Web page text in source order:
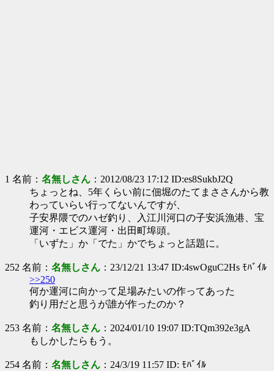
1 名前： 名無しさん ：2012/08/23 17:12 ID:es8SukbJ2Q
ちょっとね、5年くらい前に佃堀のたてまささんから教
わっていらい行ってないんですが、
子安界隈でのハゼ釣り、入江川河口の子安浜漁港、宝
運河・エビス運河・出田町埠頭。
「いずた」か「でた」かでちょっと話題に。
252 名前： 名無しさん ：23/12/21 13:47 ID:4swOguC2Hs ﾓﾊﾞｲﾙ
>>250
何か運河に向かって足場みたいの作ってあった
釣り用だと思うが誰が作ったのか？
253 名前： 名無しさん ：2024/01/10 19:07 ID:TQm392e3gA
もしかしたらもう。
254 名前： 名無しさん ：24/3/19 11:57 ID: ﾓﾊﾞｲﾙ